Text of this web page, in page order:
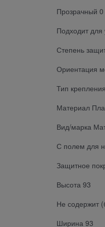
Прозрачный 0
Подходит для
Степень
Ориентация
Тип
Материал
Вид/марка
С полем для
Защитное
Высота 93
Не содержит
Ширина 93